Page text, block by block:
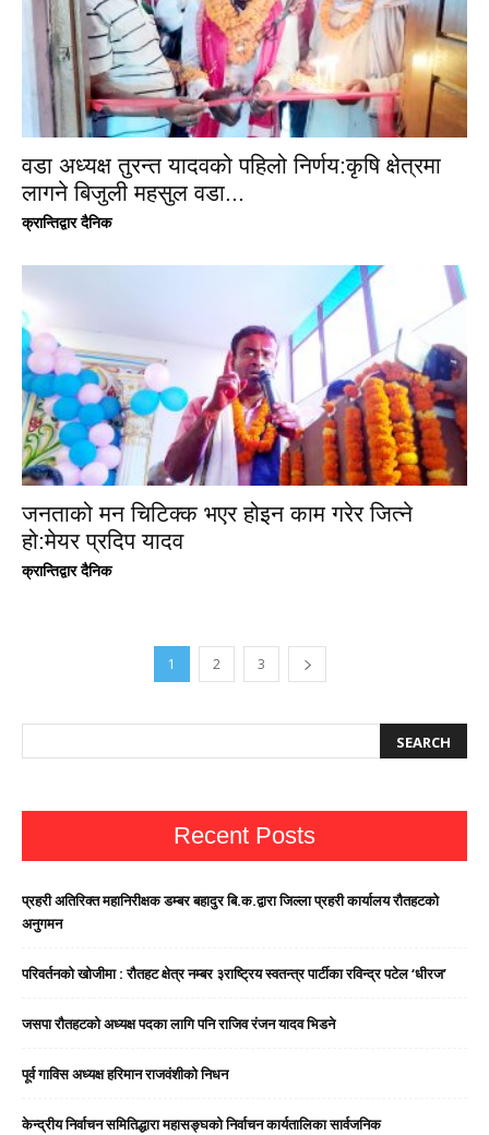
वडा अध्यक्ष तुरन्त यादवको पहिलो निर्णय:कृषि क्षेत्रमा
लागने बिजुली महसुल वडा...
क्रान्तिद्वार दैनिक
जनताको मन चिटिक्क भएर होइन काम गरेर जित्ने
हो:मेयर प्रदिप यादव
क्रान्तिद्वार दैनिक
1 2 3
Recent Posts
प्रहरी अतिरिक्त महानिरीक्षक डम्बर बहादुर बि.क.द्वारा जिल्ला प्रहरी कार्यालय रौतहटको
अनुगमन
परिवर्तनको खोजीमा : रौतहट क्षेत्र नम्बर ३राष्ट्रिय स्वतन्त्र पार्टीका रविन्द्र पटेल ‘धीरज’
जसपा राैतहटको अध्यक्ष पदका लागि पनि राजिव रंजन यादव भिडने
पूर्व गाविस अध्यक्ष हरिमान राजवंशीको निधन
केन्द्रीय निर्वाचन समितिद्धारा महासङ्घको निर्वाचन कार्यतालिका सार्वजनिक